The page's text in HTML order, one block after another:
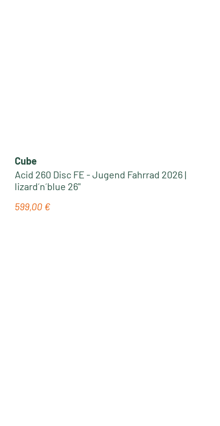
Cube
Acid 260 Disc FE - Jugend Fahrrad 2026 |
lizard´n´blue 26"
Regulärer Preis:
599,00 €